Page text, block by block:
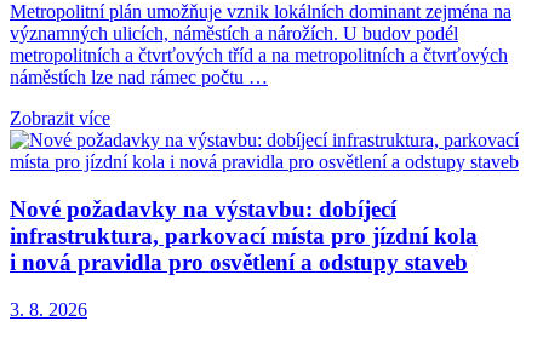
Metropolitní plán umožňuje vznik lokálních dominant zejména na
významných ulicích, náměstích a nárožích. U budov podél
metropolitních a čtvrťových tříd a na metropolitních a čtvrťových
náměstích lze nad rámec počtu …
Zobrazit více
Nové požadavky na výstavbu: dobíjecí
infrastruktura, parkovací místa pro jízdní kola
i nová pravidla pro osvětlení a odstupy staveb
3. 8. 2026